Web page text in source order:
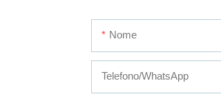
Nome
Telefono/WhatsApp